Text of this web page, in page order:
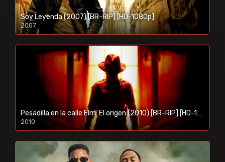
Soy Leyenda (2007) [BR-RIP] [HD-1080p]
2007
1080p/720p
Pesadilla en la calle Elm: El origen (2010) [BR-RIP] [HD-1080p]
2010
1080p/720p